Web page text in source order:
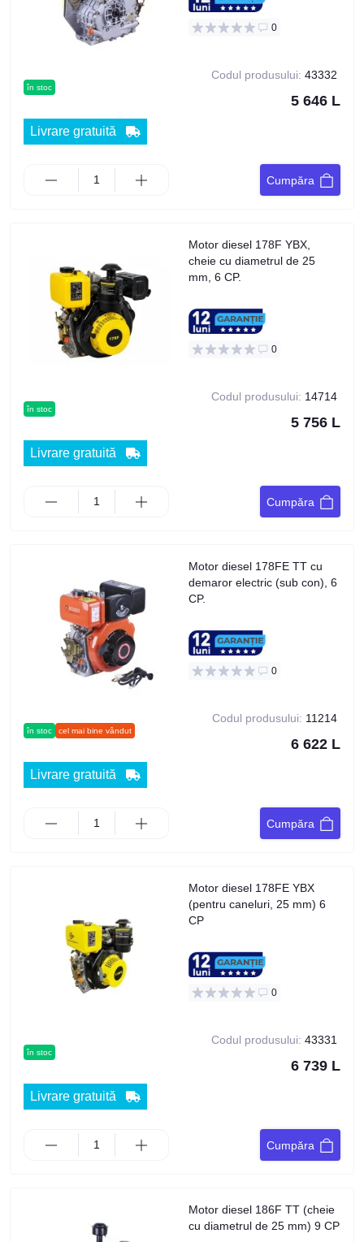
în stoc
0
Codul produsului: 43332
5 646 L
Livrare gratuită
Cumpăra
în stoc
Motor diesel 178F YBX,
cheie cu diametrul de 25
mm, 6 CP.
0
Codul produsului: 14714
5 756 L
Livrare gratuită
Cumpăra
în stoc cel mai bine vândut
Motor diesel 178FE TT cu
demaror electric (sub con), 6
CP.
0
Codul produsului: 11214
6 622 L
Livrare gratuită
Cumpăra
în stoc
Motor diesel 178FE YBX
(pentru caneluri, 25 mm) 6
CP
0
Codul produsului: 43331
6 739 L
Livrare gratuită
Cumpăra
Motor diesel 186F TT (cheie
cu diametrul de 25 mm) 9 CP